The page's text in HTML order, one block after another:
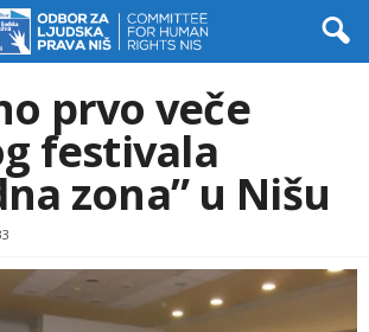
prvo veče
festivala
zona” u Nišu